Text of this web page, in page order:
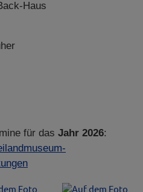
Haus
für das Jahr 2026: